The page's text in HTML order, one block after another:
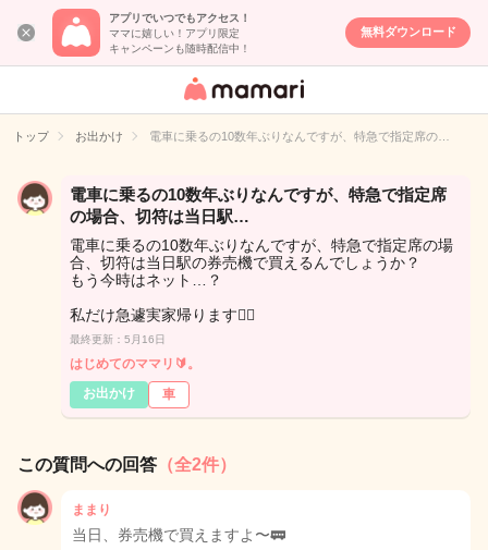
アプリでいつでもアクセス！
ママに嬉しい！アプリ限定
キャンペーンも随時配信中！
無料ダウンロード
女性専用匿名QA
イト
トップ お出かけ 電車に乗るの10数年ぶりなんですが、特急で指定席の…
電車に乗るの10数年ぶりなんですが、特急で指定席
の場合、切符は当日駅…
電車に乗るの10数年ぶりなんですが、特急で指定席の場
合、切符は当日駅の券売機で買えるんでしょうか？
もう今時はネット…？
私だけ急遽実家帰ります🙂‍↕️
最終更新：5月16日
はじめてのママリ🔰。
お出かけ
車
この質問への回答 （全2件）
ままり
当日、券売機で買えますよ〜🚃